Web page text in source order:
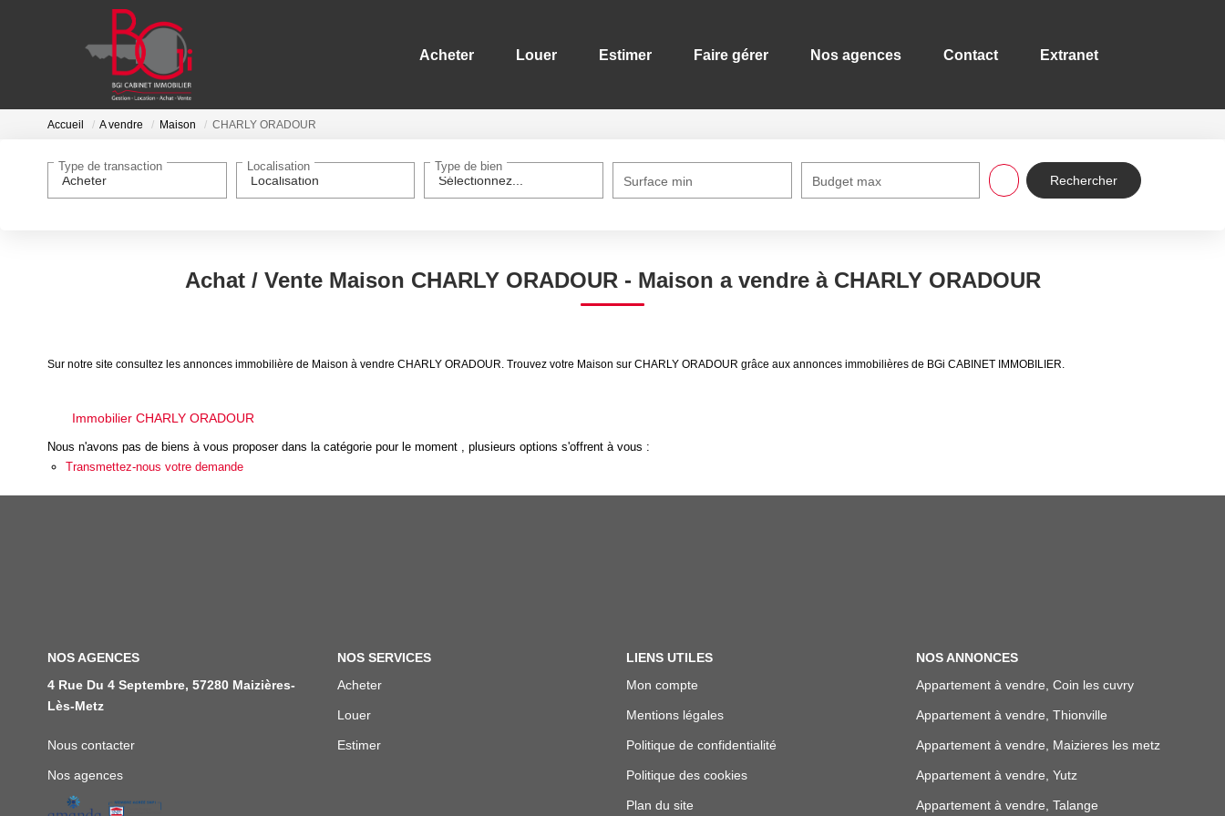
Acheter Louer Estimer Faire gérer Nos agences Contact Extranet
Accueil A vendre Maison CHARLY ORADOUR
Acheter
Type de transaction
Localisation
Localisation
Sélectionnez...
Type de bien
Surface min Budget max
Achat / Vente Maison CHARLY ORADOUR - Maison a vendre à CHARLY ORADOUR
Sur notre site consultez les annonces immobilière de Maison à vendre CHARLY ORADOUR. Trouvez votre Maison sur CHARLY ORADOUR grâce aux annonces immobilières de BGi CABINET IMMOBILIER.
Immobilier CHARLY ORADOUR
Nous n'avons pas de biens à vous proposer dans la catégorie pour le moment , plusieurs options s'offrent à vous :
Transmettez-nous votre demande
NOS AGENCES
4 Rue Du 4 Septembre, 57280 Maizières-
Lès-Metz
Nous contacter
Nos agences
NOS SERVICES
Acheter
Louer
Estimer
LIENS UTILES
Mon compte
Mentions légales
Politique de confidentialité
Politique des cookies
Plan du site
NOS ANNONCES
Appartement à vendre, Coin les cuvry
Appartement à vendre, Thionville
Appartement à vendre, Maizieres les metz
Appartement à vendre, Yutz
Appartement à vendre, Talange